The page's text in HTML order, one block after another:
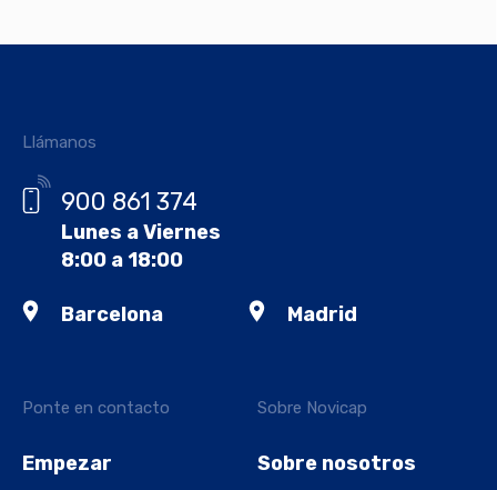
Ponte en contacto
Empezar
Sobre Novicap
Sobre nosotros
Llámanos
900 861 374
Lunes a Viernes
8:00 a 18:00
Barcelona Madrid